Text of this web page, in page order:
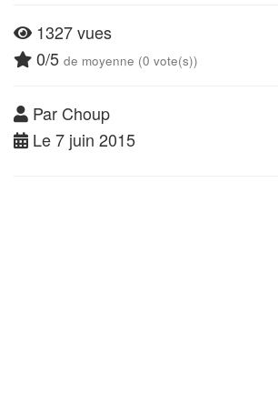
1327 vues
0/5 de moyenne (0 vote(s))
Par Choup
Le 7 juin 2015